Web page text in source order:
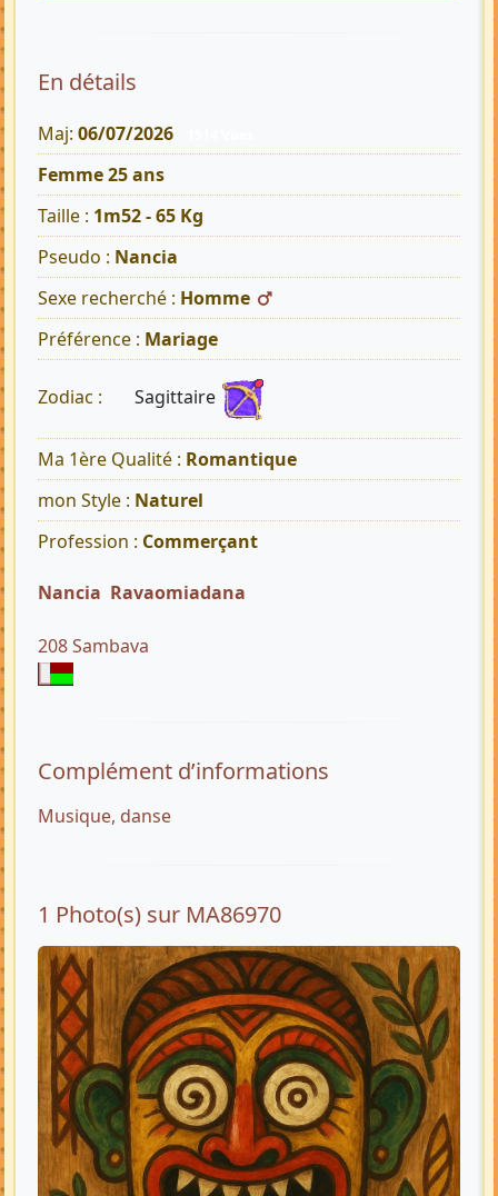
En détails
Maj: 06/07/2026
Femme 25 ans
Taille : 1m52 - 65 Kg
Pseudo : Nancia
Sexe recherché : Homme
Préférence : Mariage
Zodiac : Sagittaire
Ma 1ère Qualité : Romantique
mon Style : Naturel
Profession : Commerçant
Nancia Ravaomiadana
208 Sambava
Complément d’informations
Musique, danse
1 Photo(s) sur MA86970